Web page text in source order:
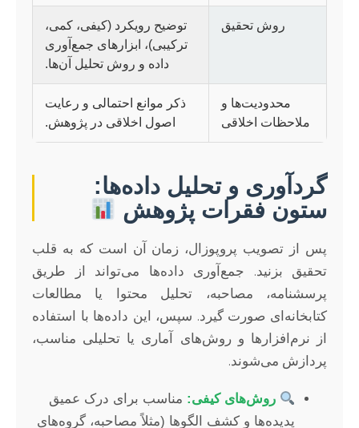
روش تحقیق
توضیح رویکرد (کیفی، کمی،
ترکیبی)، ابزارهای جمع‌آوری
داده و روش تحلیل آن‌ها.
محدودیت‌ها و
ملاحظات اخلاقی
ذکر موانع احتمالی و رعایت
اصول اخلاقی در پژوهش.
گردآوری و تحلیل داده‌ها:
ستون فقرات پژوهش
پس از تصویب پروپوزال، زمان آن است که به قلب
تحقیق بزنید. جمع‌آوری داده‌ها می‌تواند از طریق
پرسشنامه، مصاحبه، تحلیل محتوا یا مطالعات
کتابخانه‌ای صورت گیرد. سپس، این داده‌ها با استفاده
از نرم‌افزارها و روش‌های آماری یا تحلیلی مناسب،
پردازش می‌شوند.
روش‌های کیفی: مناسب برای درک عمیق
پدیده‌ها و کشف الگوها (مثلاً مصاحبه، گروه‌های